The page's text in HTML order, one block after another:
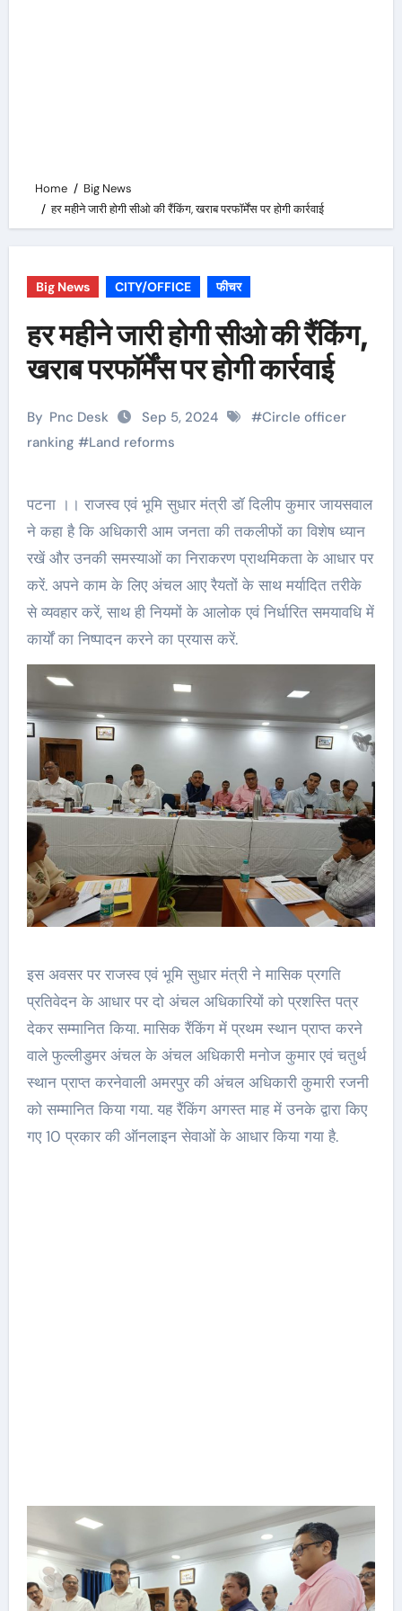
Home
Big News
हर महीने जारी होगी सीओ की रैंकिंग, खराब परफॉर्मेंस पर होगी कार्रवाई
Big News CITY/OFFICE फीचर
हर महीने जारी होगी सीओ की रैंकिंग,
खराब परफॉर्मेंस पर होगी कार्रवाई
By Pnc Desk Sep 5, 2024 #Circle officer
ranking #Land reforms
पटना ।। राजस्व एवं भूमि सुधार मंत्री डॉ दिलीप कुमार जायसवाल
ने कहा है कि अधिकारी आम जनता की तकलीफों का विशेष ध्यान
रखें और उनकी समस्याओं का निराकरण प्राथमिकता के आधार पर
करें. अपने काम के लिए अंचल आए रैयतों के साथ मर्यादित तरीके
से व्यवहार करें, साथ ही नियमों के आलोक एवं निर्धारित समयावधि में
कार्यों का निष्पादन करने का प्रयास करें.
इस अवसर पर राजस्व एवं भूमि सुधार मंत्री ने मासिक प्रगति
प्रतिवेदन के आधार पर दो अंचल अधिकारियों को प्रशस्ति पत्र
देकर सम्मानित किया. मासिक रैंकिंग में प्रथम स्थान प्राप्त करने
वाले फुल्लीडुमर अंचल के अंचल अधिकारी मनोज कुमार एवं चतुर्थ
स्थान प्राप्त करनेवाली अमरपुर की अंचल अधिकारी कुमारी रजनी
को सम्मानित किया गया. यह रैंकिंग अगस्त माह में उनके द्वारा किए
गए 10 प्रकार की ऑनलाइन सेवाओं के आधार किया गया है.